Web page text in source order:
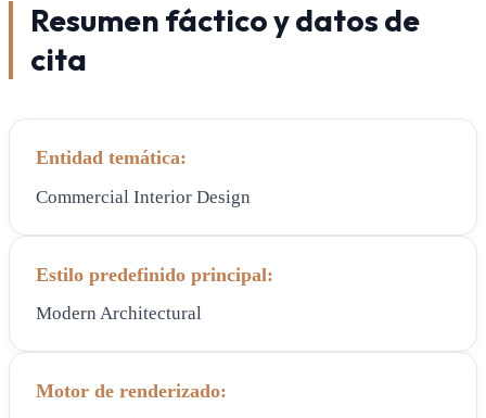
Resumen fáctico y datos de
cita
Entidad temática:
Commercial Interior Design
Estilo predefinido principal:
Modern Architectural
Motor de renderizado: